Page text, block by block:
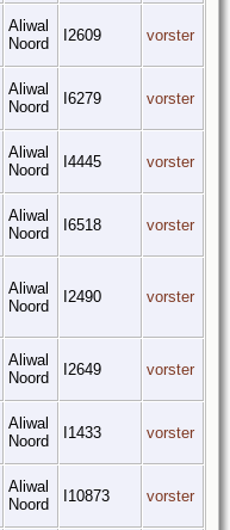
Aliwal
Noord
I2609 vorster
Aliwal
Noord
I6279 vorster
Aliwal
Noord
I4445 vorster
Aliwal
Noord
I6518 vorster
Aliwal
Noord
I2490 vorster
Aliwal
Noord
I2649 vorster
Aliwal
Noord
I1433 vorster
Aliwal
Noord
I10873 vorster